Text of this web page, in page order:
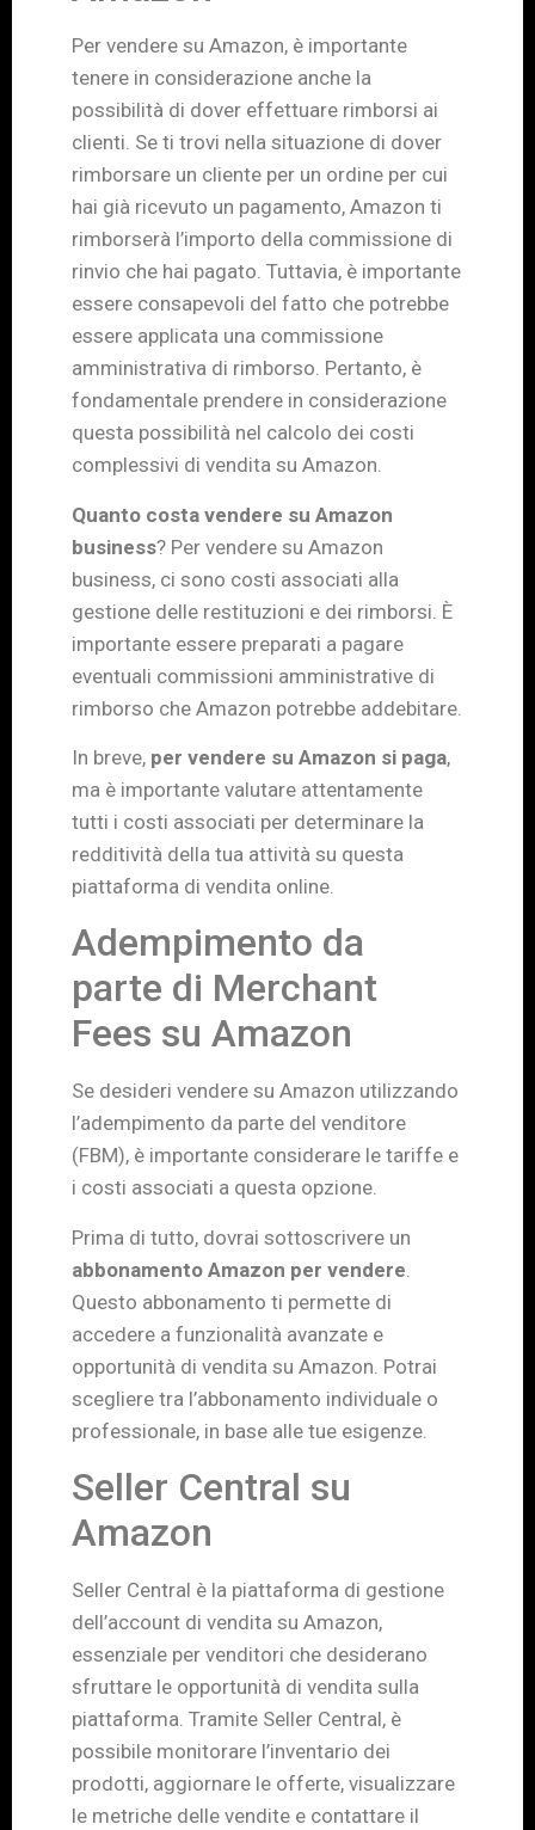
Per vendere su Amazon, è importante
tenere in considerazione anche la
possibilità di dover effettuare rimborsi ai
clienti. Se ti trovi nella situazione di dover
rimborsare un cliente per un ordine per cui
hai già ricevuto un pagamento, Amazon ti
rimborserà l’importo della commissione di
rinvio che hai pagato. Tuttavia, è importante
essere consapevoli del fatto che potrebbe
essere applicata una commissione
amministrativa di rimborso. Pertanto, è
fondamentale prendere in considerazione
questa possibilità nel calcolo dei costi
complessivi di vendita su Amazon.
Quanto costa vendere su Amazon
business? Per vendere su Amazon
business, ci sono costi associati alla
gestione delle restituzioni e dei rimborsi. È
importante essere preparati a pagare
eventuali commissioni amministrative di
rimborso che Amazon potrebbe addebitare.
In breve, per vendere su Amazon si paga,
ma è importante valutare attentamente
tutti i costi associati per determinare la
redditività della tua attività su questa
piattaforma di vendita online.
Adempimento da
parte di Merchant
Fees su Amazon
Se desideri vendere su Amazon utilizzando
l’adempimento da parte del venditore
(FBM), è importante considerare le tariffe e
i costi associati a questa opzione.
Prima di tutto, dovrai sottoscrivere un
abbonamento Amazon per vendere
Questo abbonamento ti permette di
accedere a funzionalità avanzate e
opportunità di vendita su Amazon. Potrai
scegliere tra l’abbonamento individuale o
professionale, in base alle tue esigenze.
Seller Central su
Amazon
Seller Central è la piattaforma di gestione
dell’account di vendita su Amazon,
essenziale per venditori che desiderano
sfruttare le opportunità di vendita sulla
piattaforma. Tramite Seller Central, è
possibile monitorare l’inventario dei
prodotti, aggiornare le offerte, visualizzare
le metriche delle vendite e contattare il